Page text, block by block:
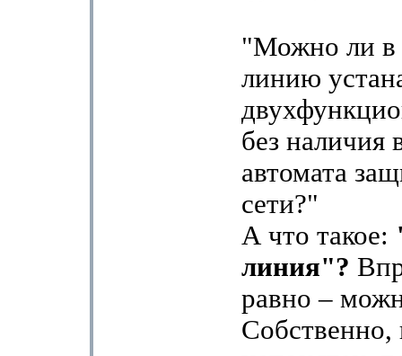
"Можно ли в
линию
без наличия
автомата
сети?"
А что такое:
линия"?
равно –
Собственно,